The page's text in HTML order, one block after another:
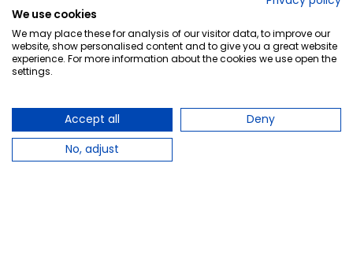
We use cookies
We may place these for analysis of our visitor data, to improve our
website, show personalised content and to give you a great website
experience. For more information about the cookies we use open the
settings.
Accept all
Deny
No, adjust